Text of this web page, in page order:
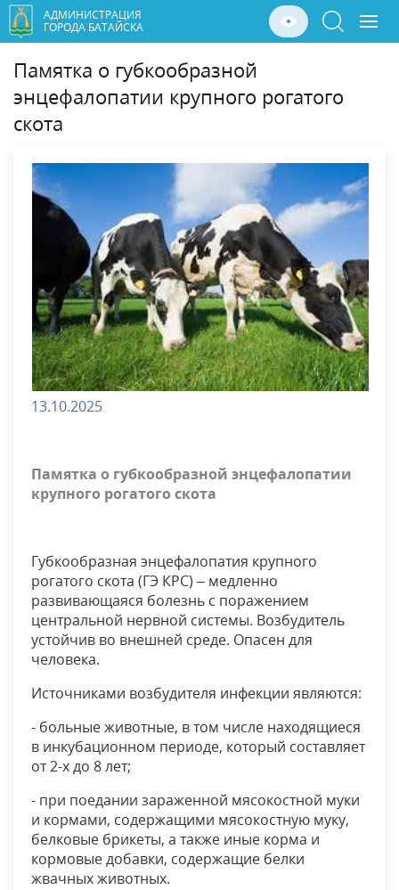
АДМИНИСТРАЦИЯ
ГОРОДА БАТАЙСКА
Памятка о губкообразной
энцефалопатии крупного рогатого
скота
13.10.2025
Памятка о губкообразной энцефалопатии
крупного рогатого скота
Губкообразная энцефалопатия крупного
рогатого скота (ГЭ КРС) – медленно
развивающаяся болезнь с поражением
центральной нервной системы. Возбудитель
устойчив во внешней среде. Опасен для
человека.
Источниками возбудителя инфекции являются:
- больные животные, в том числе находящиеся
в инкубационном периоде, который составляет
от 2-х до 8 лет;
- при поедании зараженной мясокостной муки
и кормами, содержащими мясокостную муку,
белковые брикеты, а также иные корма и
кормовые добавки, содержащие белки
жвачных животных.